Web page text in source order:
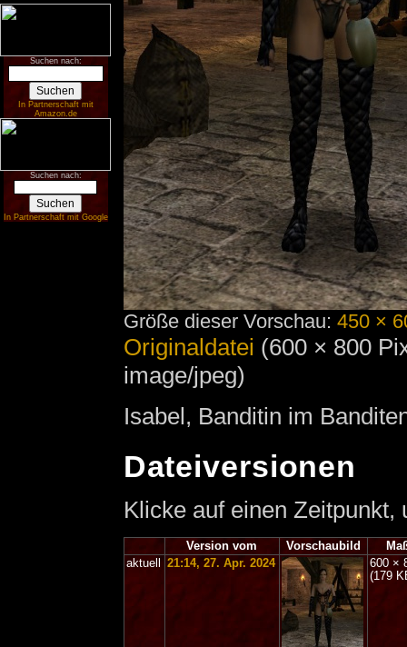
Suchen nach:
In Partnerschaft mit
Amazon.de
Suchen nach:
In Partnerschaft mit Google
Größe dieser Vorschau: 450 ×
Originaldatei (600 × 800
image/jpeg)
Isabel, Banditin im
Dateiversionen
Klicke auf einen
Version vom Vorschaubild
aktuell
21:14, 27. Apr. 2024
600 ×
(179